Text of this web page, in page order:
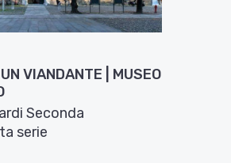
VIANDANTE | MUSEO
Seconda
serie